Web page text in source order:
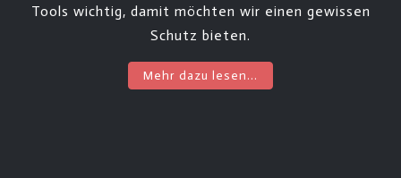
Tools wichtig, damit möchten wir einen gewissen
Schutz bieten.
Mehr dazu lesen...